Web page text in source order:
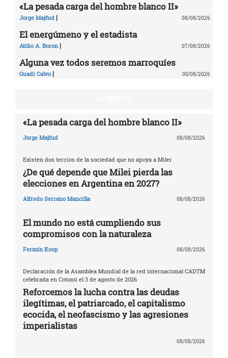
«La pesada carga del hombre blanco II»
Jorge Majfud | 08/08/2026
El energúmeno y el estadista
Atilio A. Boron | 07/08/2026
Alguna vez todos seremos marroquíes
Guadi Calvo | 05/08/2026
«La pesada carga del hombre blanco II»
Jorge Majfud 08/08/2026
Existen dos tercios de la sociedad que no apoya a Milei
¿De qué depende que Milei pierda las
elecciones en Argentina en 2027?
Alfredo Serrano Mancilla 08/08/2026
El mundo no está cumpliendo sus
compromisos con la naturaleza
Fermín Koop 08/08/2026
Declaración de la Asamblea Mundial de la red internacional CADTM
celebrada en Cotonú el 3 de agosto de 2026
Reforcemos la lucha contra las deudas
ilegítimas, el patriarcado, el capitalismo
ecocida, el neofascismo y las agresiones
imperialistas
08/08/2026